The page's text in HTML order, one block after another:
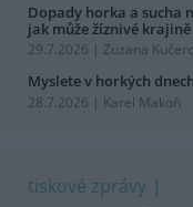
Dopady horka a sucha
jak může žíznivé
29.7.2026 | Zuzana
Myslete v horkých
28.7.2026 | Karel Makoň
tiskové zprávy